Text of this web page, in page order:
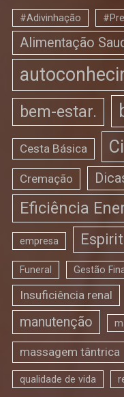
#Adivinhação
Alimentação
bem-estar.
Cesta Básica
Cremação
Eficiência
empresa
Funeral Gestão
Insuficiência renal
manutenção
massagem tântrica
qualidade de vida